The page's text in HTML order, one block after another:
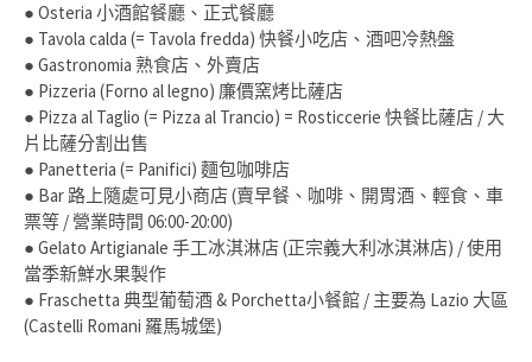
● Osteria 小酒館餐廳、正式餐廳
● Tavola calda (= Tavola fredda) 快餐小吃店、酒吧冷熱盤
● Gastronomia 熟食店、外賣店
● Pizzeria (Forno al legno) 廉價窯烤比薩店
● Pizza al Taglio (= Pizza al Trancio) = Rosticcerie 快餐比薩店 / 大
片比薩分割出售
● Panetteria (= Panifici) 麵包咖啡店
● Bar 路上隨處可見小商店 (賣早餐、咖啡、開胃酒、輕食、車
票等 / 營業時間 06:00-20:00)
● Gelato Artigianale 手工冰淇淋店 (正宗義大利冰淇淋店) / 使用
當季新鮮水果製作
● Fraschetta 典型葡萄酒 & Porchetta小餐館 / 主要為 Lazio 大區
(Castelli Romani 羅馬城堡)